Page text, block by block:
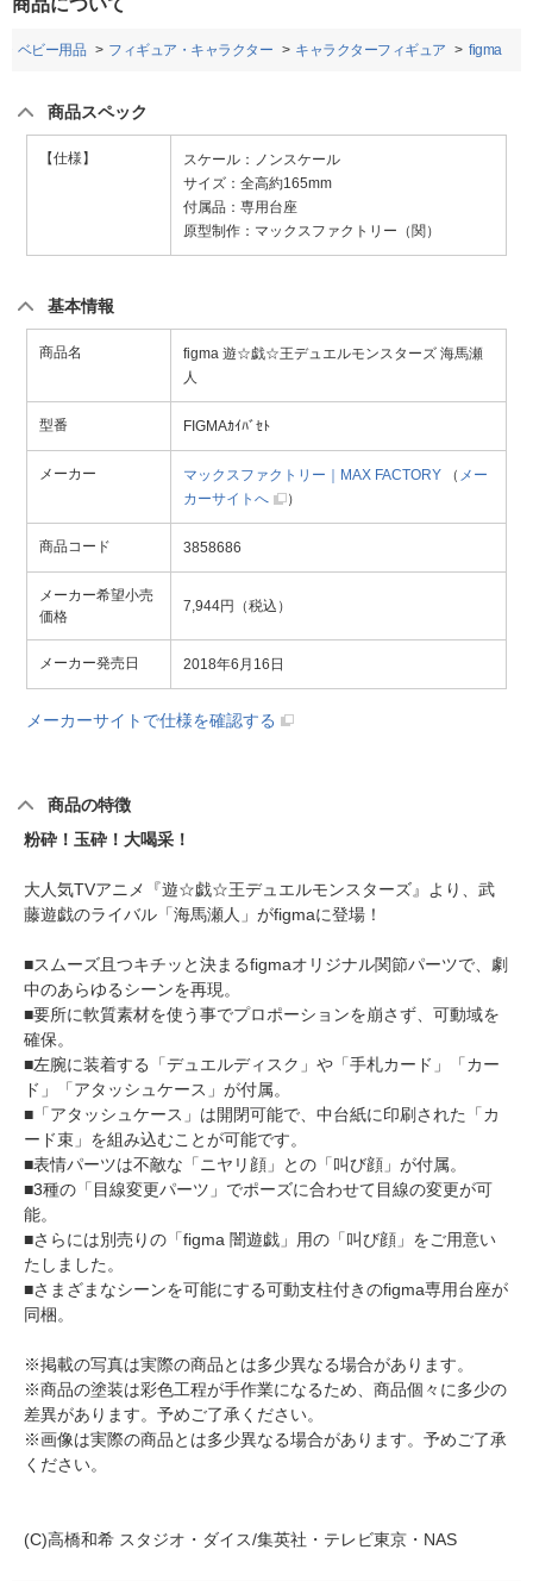
商品について
ベビー用品 フィギュア・キャラクター キャラクターフィギュア figma
商品スペック
【仕様】
スケール：ノンスケール
サイズ：全高約165mm
付属品：専用台座
原型制作：マックスファクトリー（関）
基本情報
商品名
figma 遊☆戯☆王デュエルモンスターズ 海馬瀬
人
型番 FIGMAｶｲﾊﾞｾﾄ
メーカー マックスファクトリー｜MAX FACTORY （ メー
カーサイトへ
）
商品コード 3858686
メーカー希望小売
価格
7,944円（税込）
メーカー発売日 2018年6月16日
メーカーサイトで仕様を確認する
商品の特徴
粉砕！玉砕！大喝采！
大人気TVアニメ『遊☆戯☆王デュエルモンスターズ』より、武
藤遊戯のライバル「海馬瀬人」がfigmaに登場！
■スムーズ且つキチッと決まるfigmaオリジナル関節パーツで、劇
中のあらゆるシーンを再現。
■要所に軟質素材を使う事でプロポーションを崩さず、可動域を
確保。
■左腕に装着する「デュエルディスク」や「手札カード」「カー
ド」「アタッシュケース」が付属。
■「アタッシュケース」は開閉可能で、中台紙に印刷された「カ
ード束」を組み込むことが可能です。
■表情パーツは不敵な「ニヤリ顔」との「叫び顔」が付属。
■3種の「目線変更パーツ」でポーズに合わせて目線の変更が可
能。
■さらには別売りの「figma 闇遊戯」用の「叫び顔」をご用意い
たしました。
■さまざまなシーンを可能にする可動支柱付きのfigma専用台座が
同梱。
※掲載の写真は実際の商品とは多少異なる場合があります。
※商品の塗装は彩色工程が手作業になるため、商品個々に多少の
差異があります。予めご了承ください。
※画像は実際の商品とは多少異なる場合があります。予めご了承
ください。
(C)高橋和希 スタジオ・ダイス/集英社・テレビ東京・NAS